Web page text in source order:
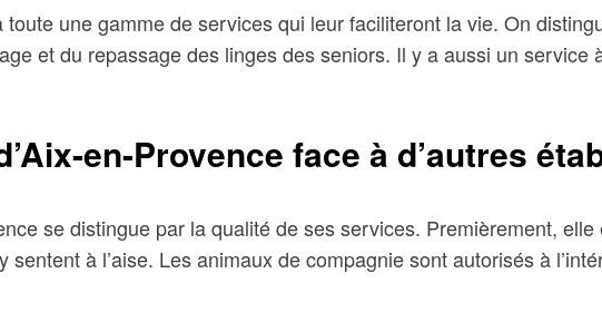
une gamme de services qui leur faciliteront la vie. On
et du repassage des linges des seniors. Il y a aussi un
en-Provence face à d’autres
se distingue par la qualité de ses services. Premièrement,
sentent à l’aise. Les animaux de compagnie sont autorisés à